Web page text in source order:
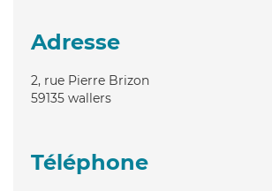
Adresse
2, rue Pierre Brizon
59135 wallers
Téléphone